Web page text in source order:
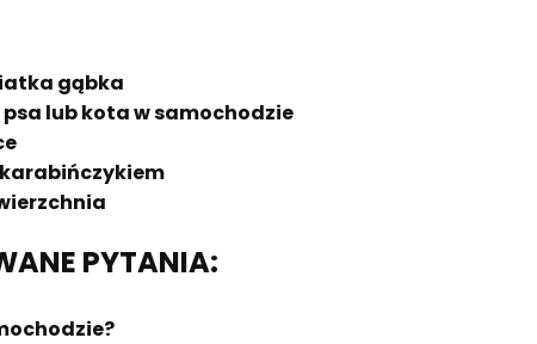
gąbka
lub kota w samochodzie
PYTANIA: